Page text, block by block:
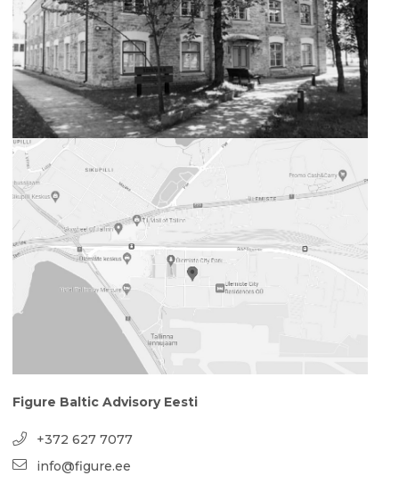
Figure Baltic Advisory Eesti
+372 627 7077
info@figure.ee